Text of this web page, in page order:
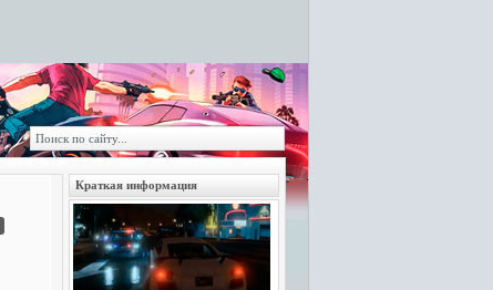
Краткая информация